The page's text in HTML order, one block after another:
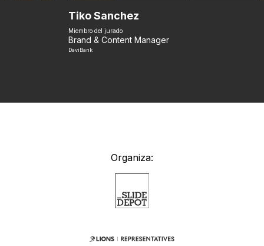
Tiko Sanchez
Miembro del jurado
Brand & Content Manager
DaviBank
Organiza: